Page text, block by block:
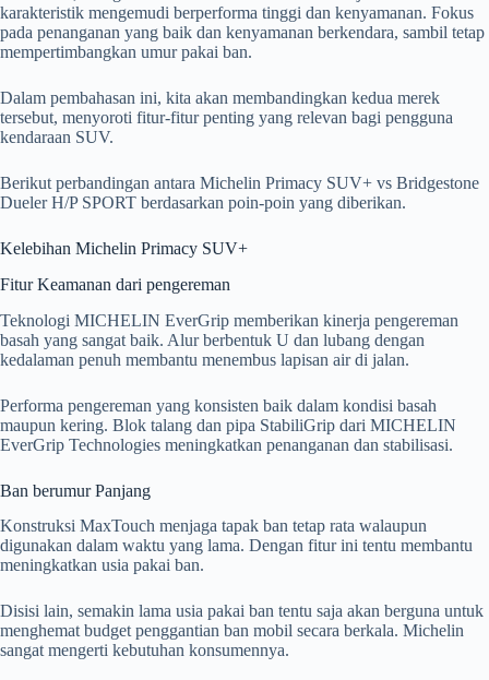
karakteristik mengemudi berperforma tinggi dan kenyamanan. Fokus
pada penanganan yang baik dan kenyamanan berkendara, sambil tetap
mempertimbangkan umur pakai ban.
Dalam pembahasan ini, kita akan membandingkan kedua merek
tersebut, menyoroti fitur-fitur penting yang relevan bagi pengguna
kendaraan SUV.
Berikut perbandingan antara Michelin Primacy SUV+ vs Bridgestone
Dueler H/P SPORT berdasarkan poin-poin yang diberikan.
Kelebihan Michelin Primacy SUV+
Fitur Keamanan dari pengereman
Teknologi MICHELIN EverGrip memberikan kinerja pengereman
basah yang sangat baik. Alur berbentuk U dan lubang dengan
kedalaman penuh membantu menembus lapisan air di jalan.
Performa pengereman yang konsisten baik dalam kondisi basah
maupun kering. Blok talang dan pipa StabiliGrip dari MICHELIN
EverGrip Technologies meningkatkan penanganan dan stabilisasi.
Ban berumur Panjang
Konstruksi MaxTouch menjaga tapak ban tetap rata walaupun
digunakan dalam waktu yang lama. Dengan fitur ini tentu membantu
meningkatkan usia pakai ban.
Disisi lain, semakin lama usia pakai ban tentu saja akan berguna untuk
menghemat budget penggantian ban mobil secara berkala. Michelin
sangat mengerti kebutuhan konsumennya.